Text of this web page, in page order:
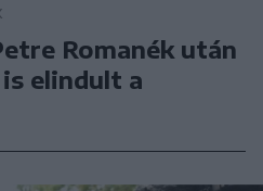
Romanék után
elindult a